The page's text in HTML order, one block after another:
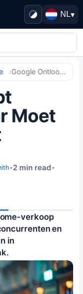
NL▾
Google Ontloopt Opbreking Maar Moet Data Delen Met Concurrenten
Moet
•2 min read•
verkoop
en
in